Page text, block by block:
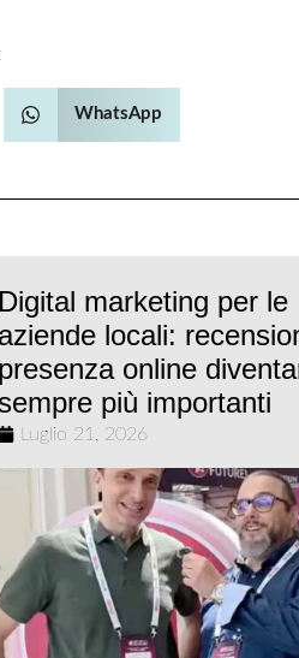
WhatsApp
Digital marketing per le
aziende locali:
presenza online
sempre più importanti
Luglio 21, 2026